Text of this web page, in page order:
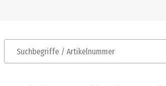
Suchbegriffe / Artikelnummer